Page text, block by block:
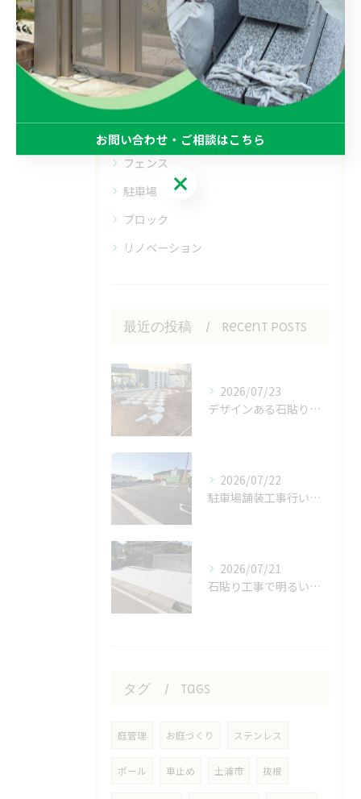
カテゴリー Categories
全てのカテゴリー
デザイン
フェンス
駐車場
ブロック
リノベーション
最近の投稿 Recent Posts
2026/07/23
デザインある石貼り工事
2026/07/22
駐車場舗装工事行いました！
2026/07/21
石貼り工事で明るいおうち！
タグ Tags
庭管理 お庭づくり ステンレス
ポール 車止め 土浦市 抜根
お問い合わせ・ご相談はこちら
お問い合わせ・ご相談はこちら